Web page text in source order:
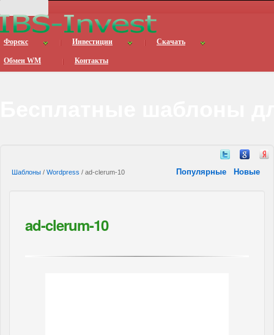
Форекс Инвестиции Скачать
Обмен WM Контакты
Шаблоны / Wordpress / ad-clerum-10 Популярные Новые
ad-clerum-10